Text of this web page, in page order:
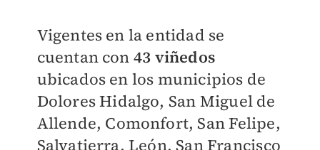
Vigentes en la entidad se
cuentan con 43 viñedos
ubicados en los municipios de
Dolores Hidalgo, San Miguel de
Allende, Comonfort, San Felipe,
Salvatierra, León, San Francisco